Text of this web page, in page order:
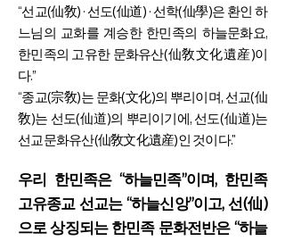
“선교(仙敎) · 선도(仙道) · 선학(仙學)은 환인 하
느님의 교화를 계승한 한민족의 하늘문화요,
한민족의 고유한 문화유산(仙敎文化遺産)이
다.”
“종교(宗敎)는 문화(文化)의 뿌리이며, 선교(仙
敎)는 선도(仙道)의 뿌리이기에, 선도(仙道)는
선교문화유산(仙敎文化遺産)인 것이다."
우리 한민족은 “하늘민족”이며, 한민족
고유종교 선교는 “하늘신앙”이고, 선(仙)
으로 상징되는 한민족 문화전반은 “하늘